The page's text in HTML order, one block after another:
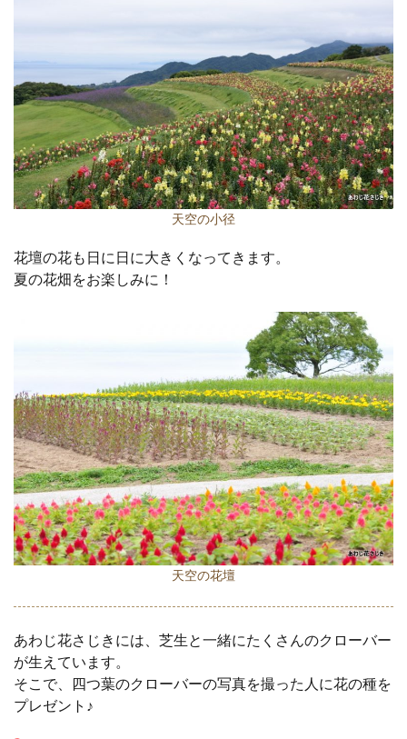
天空の小径
花壇の花も日に日に大きくなってきます。
夏の花畑をお楽しみに！
天空の花壇
あわじ花さじきには、芝生と一緒にたくさんのクローバー
が生えています。
そこで、四つ葉のクローバーの写真を撮った人に花の種を
プレゼント♪